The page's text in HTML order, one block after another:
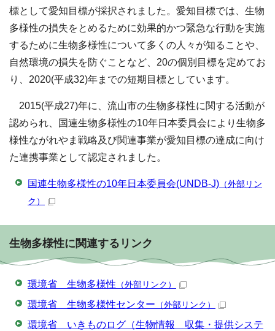
標として愛知目標が採択されました。愛知目標では、生物
多様性の損失をとめるために効果的かつ緊急な行動を実施
するために生物多様性について多くの人々が知ることや、
自然環境の損失を防ぐことなど、20の個別目標を定めてお
り、2020(平成32)年までの短期目標としています。
2015(平成27)年に、流山市の生物多様性に関する活動が
認められ、国連生物多様性の10年日本委員会により生物多
様性ながれやま戦略及び関連事業が愛知目標の達成に向け
た連携事業として認定されました。
国連生物多様性の10年日本委員会(UNDB-J) （外部リン
ク）
生物多様性に関連するリンク
環境省 生物多様性 （外部リンク）
環境省 生物多様性センター （外部リンク）
環境省 いきものログ（生物情報 収集・提供システ